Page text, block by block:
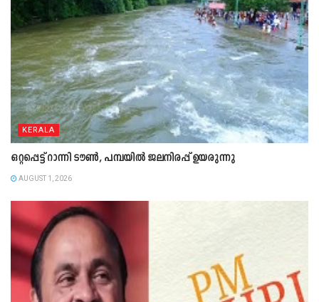
KERALA
ഒറ്റപ്പെട്ട് റാന്നി ടൗൺ, പമ്പയിൽ ജലനിരപ്പ് ഉയരുന്നു
AUGUST 1, 2026